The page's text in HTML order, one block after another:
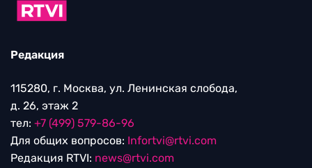
Редакция
115280, г. Москва, ул. Ленинская слобода,
д. 26, этаж 2
тел: +7 (499) 579-86-96
Для общих вопросов: Infortvi@rtvi.com
Редакция RTVI: news@rtvi.com